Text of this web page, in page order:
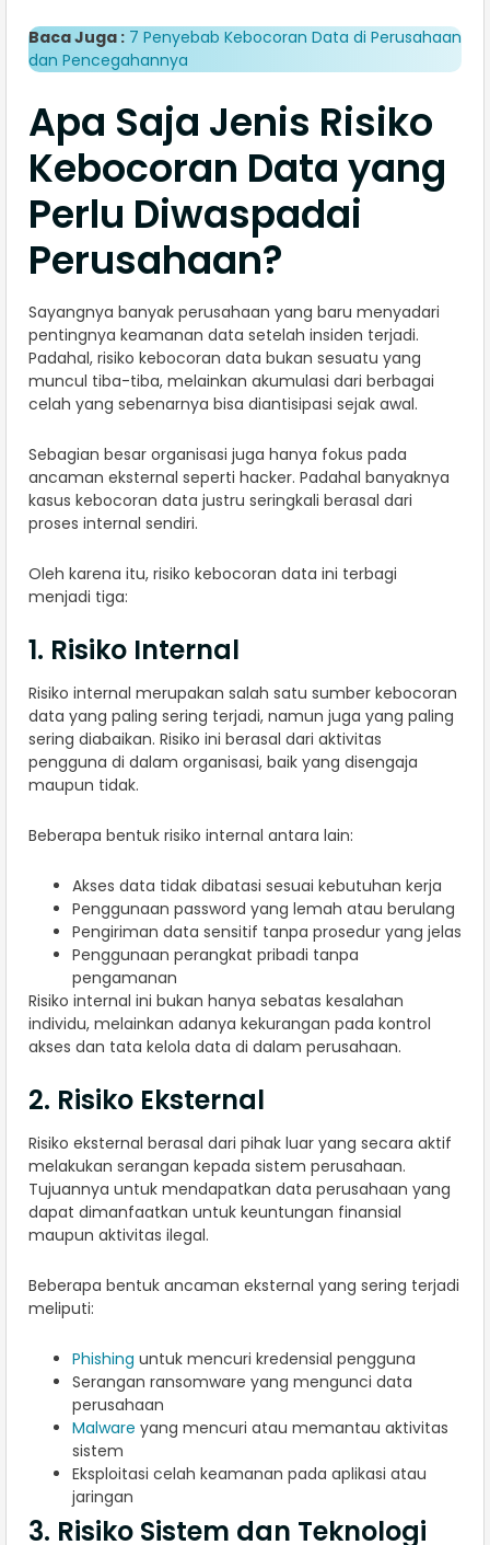
Baca Juga : 7 Penyebab Kebocoran Data di Perusahaan
dan Pencegahannya
Apa Saja Jenis Risiko
Kebocoran Data yang
Perlu Diwaspadai
Perusahaan?
Sayangnya banyak perusahaan yang baru menyadari
pentingnya keamanan data setelah insiden terjadi.
Padahal, risiko kebocoran data bukan sesuatu yang
muncul tiba-tiba, melainkan akumulasi dari berbagai
celah yang sebenarnya bisa diantisipasi sejak awal.
Sebagian besar organisasi juga hanya fokus pada
ancaman eksternal seperti hacker. Padahal banyaknya
kasus kebocoran data justru seringkali berasal dari
proses internal sendiri.
Oleh karena itu, risiko kebocoran data ini terbagi
menjadi tiga:
1. Risiko Internal
Risiko internal merupakan salah satu sumber kebocoran
data yang paling sering terjadi, namun juga yang paling
sering diabaikan. Risiko ini berasal dari aktivitas
pengguna di dalam organisasi, baik yang disengaja
maupun tidak.
Beberapa bentuk risiko internal antara lain:
Akses data tidak dibatasi sesuai kebutuhan kerja
Penggunaan password yang lemah atau berulang
Pengiriman data sensitif tanpa prosedur yang jelas
Penggunaan perangkat pribadi tanpa
pengamanan
Risiko internal ini bukan hanya sebatas kesalahan
individu, melainkan adanya kekurangan pada kontrol
akses dan tata kelola data di dalam perusahaan.
2. Risiko Eksternal
Risiko eksternal berasal dari pihak luar yang secara aktif
melakukan serangan kepada sistem perusahaan.
Tujuannya untuk mendapatkan data perusahaan yang
dapat dimanfaatkan untuk keuntungan finansial
maupun aktivitas ilegal.
Beberapa bentuk ancaman eksternal yang sering terjadi
meliputi:
Phishing untuk mencuri kredensial pengguna
Serangan ransomware yang mengunci data
perusahaan
Malware yang mencuri atau memantau aktivitas
sistem
Eksploitasi celah keamanan pada aplikasi atau
jaringan
3. Risiko Sistem dan Teknologi